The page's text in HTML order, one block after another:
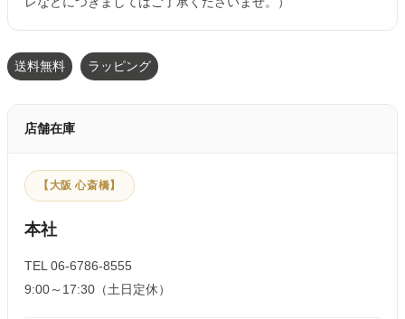
送料無料 ラッピング
店舗在庫
【大阪 心斎橋】
本社
TEL 06-6786-8555
9:00～17:30（土日定休）